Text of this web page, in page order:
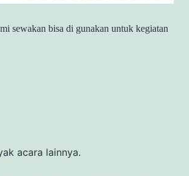
sewakan bisa di gunakan untuk kegiatan
acara lainnya.